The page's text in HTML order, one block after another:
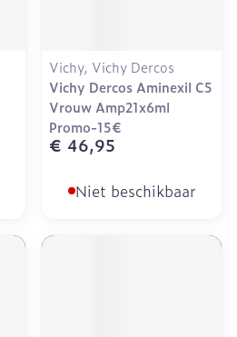
Vichy, Vichy Dercos
Vichy Dercos Aminexil C5
Vrouw Amp21x6ml
Promo-15€
€ 46,95
Niet beschikbaar